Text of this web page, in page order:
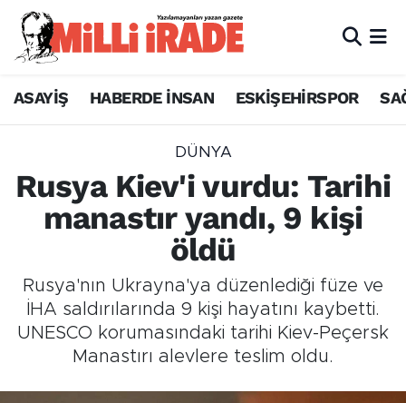
ASAYİŞ HABERDE İNSAN ESKİŞEHİRSPOR
DÜNYA
Rusya Kiev'i vurdu: Tarihi
manastır yandı, 9 kişi
öldü
Rusya'nın Ukrayna'ya düzenlediği füze ve
İHA saldırılarında 9 kişi hayatını kaybetti.
UNESCO korumasındaki tarihi Kiev-Peçersk
Manastırı alevlere teslim oldu.